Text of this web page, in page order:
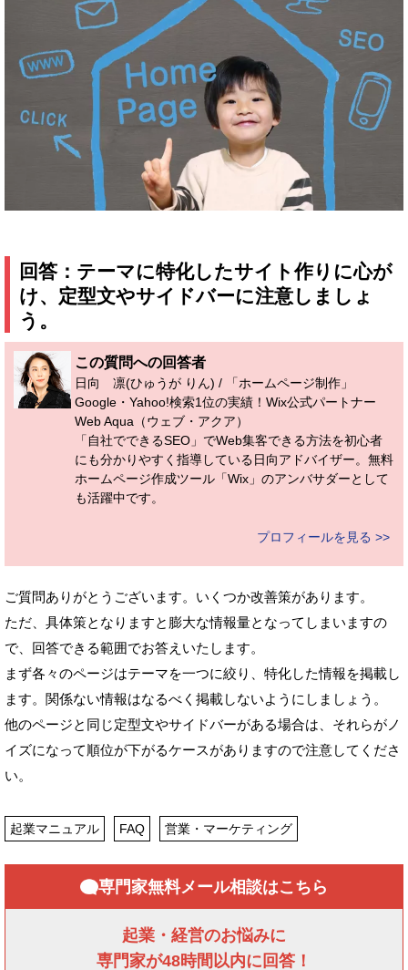
回答：テーマに特化したサイト作りに心が
け、定型文やサイドバーに注意しましょ
う。
この質問への回答者
日向 凛(ひゅうが りん) / 「ホームページ制作」
Google・Yahoo!検索1位の実績！Wix公式パートナー
Web Aqua（ウェブ・アクア）
「自社でできるSEO」でWeb集客できる方法を初心者
にも分かりやすく指導している日向アドバイザー。無料
ホームページ作成ツール「Wix」のアンバサダーとして
も活躍中です。
プロフィールを見る >>
ご質問ありがとうございます。いくつか改善策があります。
ただ、具体策となりますと膨大な情報量となってしまいますの
で、回答できる範囲でお答えいたします。
まず各々のページはテーマを一つに絞り、特化した情報を掲載し
ます。関係ない情報はなるべく掲載しないようにしましょう。
他のページと同じ定型文やサイドバーがある場合は、それらがノ
イズになって順位が下がるケースがありますので注意してくださ
い。
起業マニュアル FAQ 営業・マーケティング
専門家無料メール相談はこちら
起業・経営のお悩みに
専門家が48時間以内に回答！